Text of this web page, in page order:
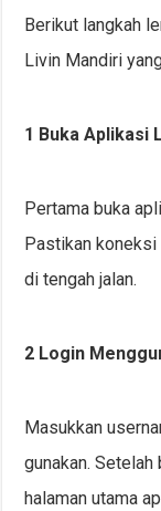
Berikut langkah
Livin Mandiri
1 Buka Aplikasi
Pertama buka
Pastikan
di tengah jalan.
2 Login
Masukkan
gunakan.
halaman utama